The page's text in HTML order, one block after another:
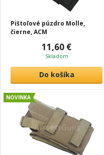
Pištoľové púzdro Molle,
čierne, ACM
11,60 €
Skladom
Do košíka
NOVINKA